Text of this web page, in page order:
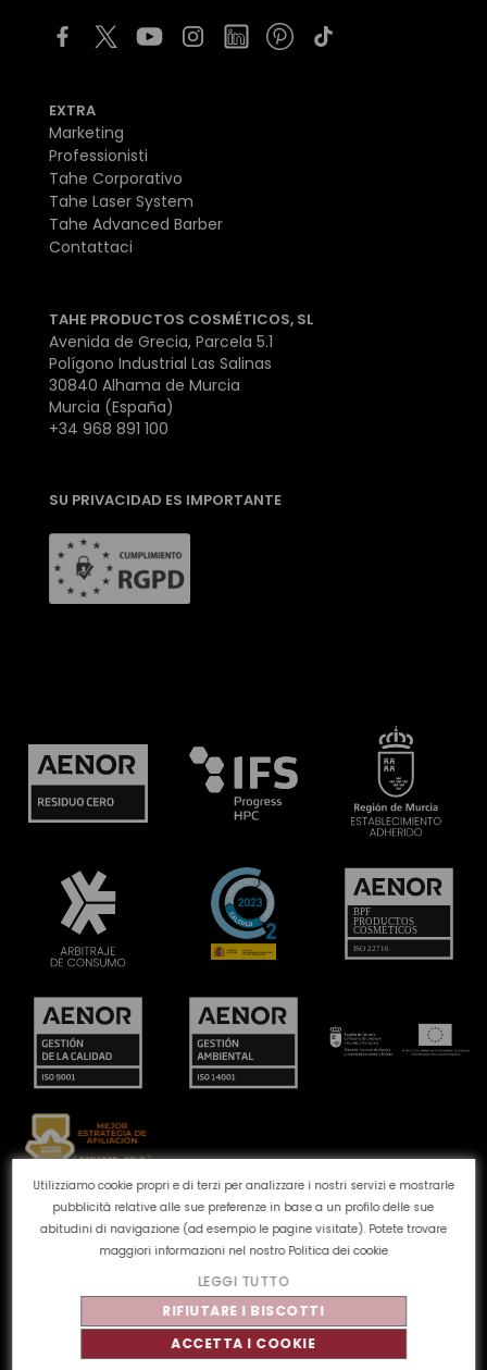
Utilizziamo cookie propri e di terzi per analizzare i nostri servizi e mostrarle
pubblicità relative alle sue preferenze in base a un profilo delle sue
abitudini di navigazione (ad esempio le pagine visitate). Potete trovare
maggiori informazioni nel nostro Politica dei cookie
LEGGI TUTTO
RIFIUTARE I BISCOTTI
ACCETTA I COOKIE
EXTRA
Marketing
Professionisti
Tahe Corporativo
Tahe Laser System
Tahe Advanced Barber
Contattaci
TAHE PRODUCTOS COSMÉTICOS, SL
Avenida de Grecia, Parcela 5.1
Polígono Industrial Las Salinas
30840 Alhama de Murcia
Murcia (España)
+34 968 891 100
SU PRIVACIDAD ES IMPORTANTE
Canale reclami Politica dei cookie
Politica sulla
privacy
Avviso legale Qualità e ambiente
2026 - Tutti i diritti riservati